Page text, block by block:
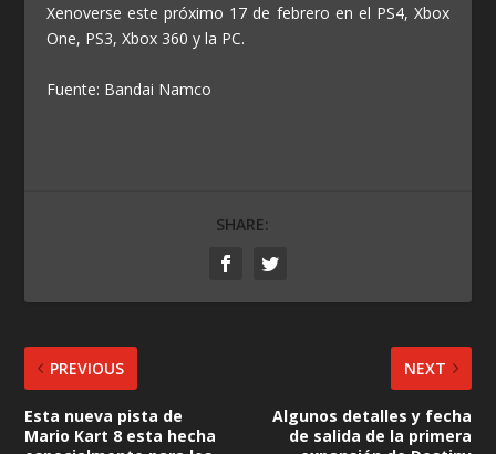
Xenoverse este próximo 17 de febrero en el PS4, Xbox
One, PS3, Xbox 360 y la PC.
Fuente: Bandai Namco
SHARE:
PREVIOUS
Esta nueva pista de
Mario Kart 8 esta hecha
NEXT
Algunos detalles y fecha
de salida de la primera